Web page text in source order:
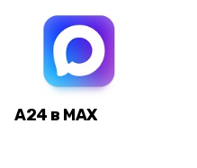
А24 в MAX